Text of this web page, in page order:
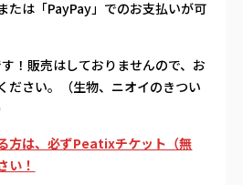
たは「PayPay」でのお支払いが可
す！販売はしておりませんので、お
ださい。（生物、ニオイのきつい
方は、必ずPeatixチケット（無
い！